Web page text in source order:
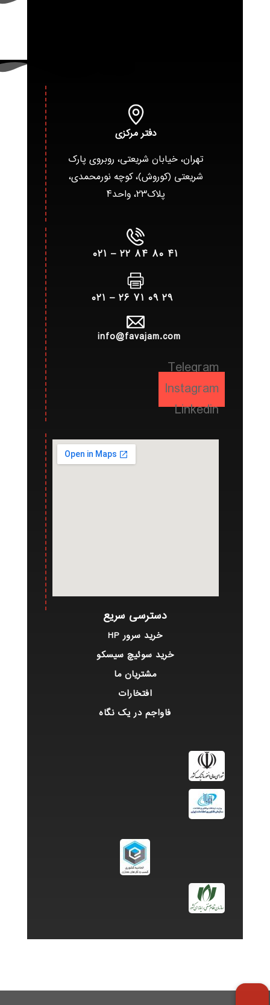
دفتر مرکزی
تهران، خیابان شریعتی، روبروی پارک
شریعتی (کوروش)، کوچه نورمحمدی،
پلاک۲۳، واحد۴
۴۱ ۸۰ ۸۴ ۲۲ – ۰۲۱
۲۹ ۰۹ ۷۱ ۲۶ – ۰۲۱
info@favajam.com
Telegram
Instagram
Linkedin
دسترسی سریع
خرید سرور HP
خرید سوئیچ سیسکو
مشتریان ما
افتخارات
فاواجم در یک نگاه